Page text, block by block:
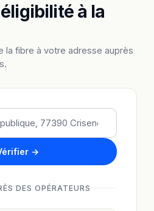
à la
la fibre à votre adresse auprès
→
DES OPÉRATEURS